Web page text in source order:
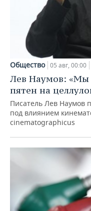
Общество 05 авг, 00:00
Лев Наумов: «Мы
пятен на
Писатель Лев Наумов
под влиянием
cinematographicus